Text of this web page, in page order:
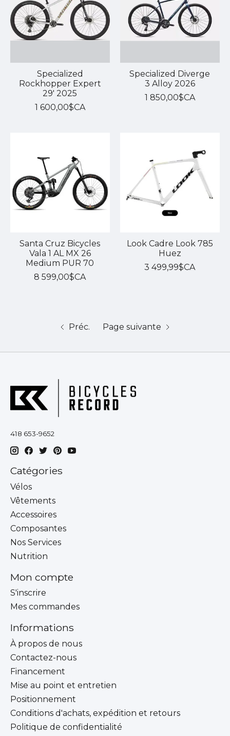
Specialized
Rockhopper Expert
29' 2025
1 600,00$CA
Specialized Diverge
3 Alloy 2026
1 850,00$CA
Santa Cruz Bicycles
Vala 1 AL MX 26
Medium PUR 70
8 599,00$CA
Look Cadre Look 785
Huez
3 499,99$CA
Préc. Page suivante
418 653-9652
Catégories
Vélos
Vêtements
Accessoires
Composantes
Nos Services
Nutrition
Mon compte
S'inscrire
Mes commandes
Informations
À propos de nous
Contactez-nous
Financement
Mise au point et entretien
Positionnement
Conditions d'achats, expédition et retours
Politique de confidentialité